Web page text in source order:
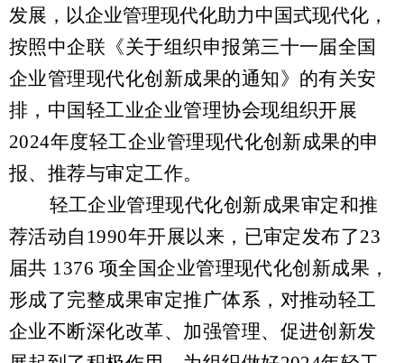
发展，以企业管理现代化助力中国式现代化，
按照中企联《关于组织申报第三十一届全国
企业管理现代化创新成果的通知》的有关安
排，中国轻工业企业管理协会现组织开展
2024年度轻工企业管理现代化创新成果的申
报、推荐与审定工作。
轻工企业管理现代化创新成果审定和推
荐活动自1990年开展以来，已审定发布了23
届共 1376 项全国企业管理现代化创新成果，
形成了完整成果审定推广体系，对推动轻工
企业不断深化改革、加强管理、促进创新发